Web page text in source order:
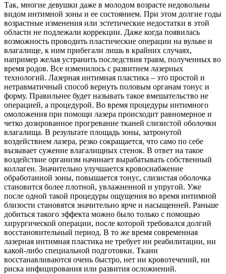
Так, многие девушки даже в молодом возрасте недовольны
видом интимной зоны и ее состоянием. При этом долгие годы
возрастные изменения или эстетические недостатки в этой
области не подлежали коррекции. Даже когда появилась
возможность проводить пластические операции на вульве и
влагалище, к ним прибегали лишь в крайних случаях,
например желая устранить последствия травм, полученных во
время родов. Все изменилось с развитием лазерных
технологий. Лазерная интимная пластика – это простой и
нетравматичный способ вернуть половым органам тонус и
форму. Правильнее будет называть такое вмешательство не
операцией, а процедурой. Во время процедуры интимного
омоложения при помощи лазера происходит равномерное и
четко дозированное прогревание тканей слизистой оболочки
влагалища. В результате площадь зоны, затронутой
воздействием лазера, резко сокращается, что само по себе
вызывает сужение влагалищных стенок. В ответ на такое
воздействие организм начинает вырабатывать собственный
коллаген. Значительно улучшается кровоснабжение
обработанной зоны, повышается тонус, слизистая оболочка
становится более плотной, увлажненной и упругой. Уже
после одной такой процедуры ощущения во время интимной
близости становятся значительно ярче и насыщенней. Раньше
добиться такого эффекта можно было только с помощью
хирургической операции, после которой требовался долгий
восстановительный период. В то же время современная
лазерная интимная пластика не требует ни реабилитации, ни
какой-либо специальной под­готовки. Ткани
восстанавливаются очень быстро, нет ни кровотечений, ни
риска инфицирования или развития осложнений.